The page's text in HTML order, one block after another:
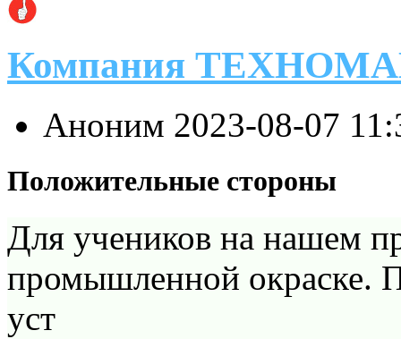
Компания
Аноним 2023-08-07
Положительные стороны
Для учеников на нашем
промышленной окраске.
уст